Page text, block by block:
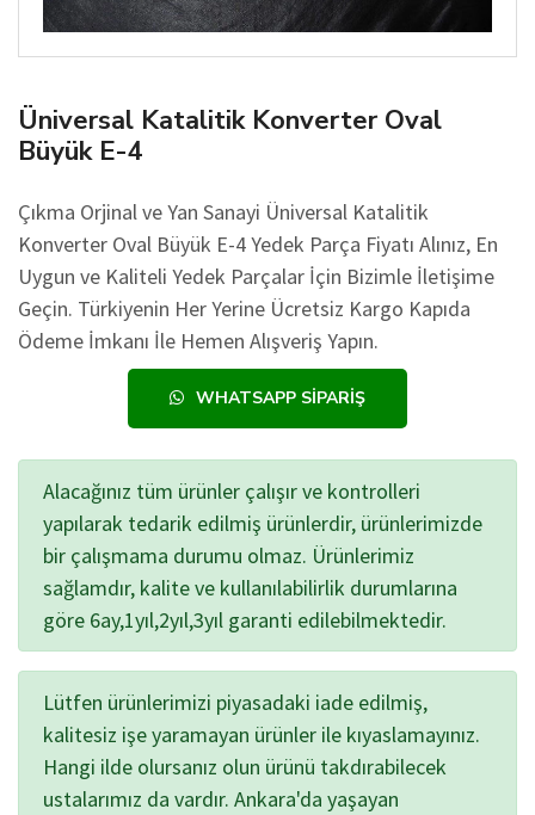
Üniversal Katalitik Konverter Oval
Büyük E-4
Çıkma Orjinal ve Yan Sanayi Üniversal Katalitik
Konverter Oval Büyük E-4 Yedek Parça Fiyatı Alınız, En
Uygun ve Kaliteli Yedek Parçalar İçin Bizimle İletişime
Geçin. Türkiyenin Her Yerine Ücretsiz Kargo Kapıda
Ödeme İmkanı İle Hemen Alışveriş Yapın.
WHATSAPP SIPARIŞ
Alacağınız tüm ürünler çalışır ve kontrolleri
yapılarak tedarik edilmiş ürünlerdir, ürünlerimizde
bir çalışmama durumu olmaz. Ürünlerimiz
sağlamdır, kalite ve kullanılabilirlik durumlarına
göre 6ay,1yıl,2yıl,3yıl garanti edilebilmektedir.
Lütfen ürünlerimizi piyasadaki iade edilmiş,
kalitesiz işe yaramayan ürünler ile kıyaslamayınız.
Hangi ilde olursanız olun ürünü takdırabilecek
ustalarımız da vardır. Ankara'da yaşayan